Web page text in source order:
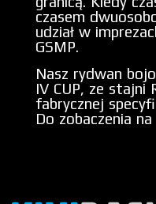
czasem
udział w
GSMP.
Nasz rydwan
IV CUP, ze stajni
fabrycznej
Do zobaczenia